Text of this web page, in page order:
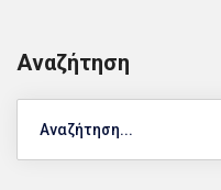
Αναζήτηση